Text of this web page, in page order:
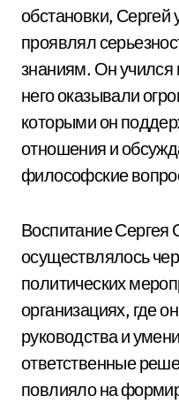
обстановки, Сергей
проявлял
знаниям. Он учился
него оказывали
которыми он
отношения и
философские
Воспитание Сергея
осуществлялось
политических
организациях, где
руководства и
ответственные
повлияло на